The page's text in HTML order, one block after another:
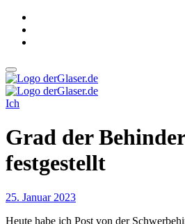
Zum
Inhalt
springen
derGlaser.de
Mein Leben mit Frau, zwei Kindern und
Ich
Grad der
festgestellt
25. Januar 2023
Heute habe ich Post von der Schwerbehindertenstelle der Stadt Köln